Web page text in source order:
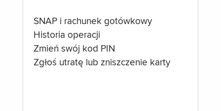
SNAP i rachunek gotówkowy
Historia operacji
Zmień swój kod PIN
Zgłoś utratę lub zniszczenie karty